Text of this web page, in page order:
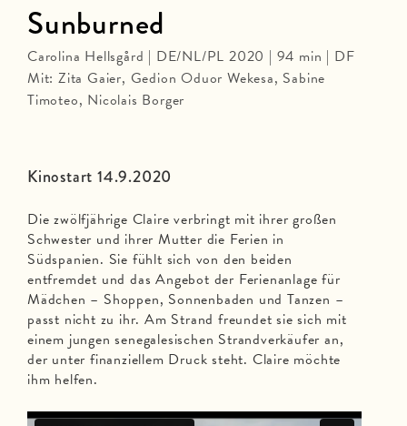
Kinostart 14.9.2020
Die zwölfjährige Claire verbringt mit ihrer großen
Schwester und ihrer Mutter die Ferien in
Südspanien. Sie fühlt sich von den beiden
entfremdet und das Angebot der Ferienanlage für
Mädchen – Shoppen, Sonnenbaden und Tanzen –
passt nicht zu ihr. Am Strand freundet sie sich mit
einem jungen senegalesischen Strandverkäufer an,
der unter finanziellem Druck steht. Claire möchte
ihm helfen.
Sunburned
Carolina Hellsgård | DE/NL/PL 2020 | 94 min | DF
Mit: Zita Gaier, Gedion Oduor Wekesa, Sabine
Timoteo, Nicolais Borger